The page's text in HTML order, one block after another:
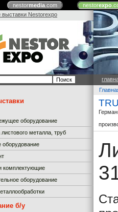
nestormedia.com nestorexpo
выставки Nestorexpo
оборудование
листового металла, труб
оборудование
комплектующие
оборудование
б/у